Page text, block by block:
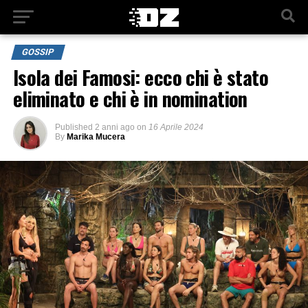
GOSSIP
Isola dei Famosi: ecco chi è stato
eliminato e chi è in nomination
Published 2 anni ago on 16 Aprile 2024
By Marika Mucera